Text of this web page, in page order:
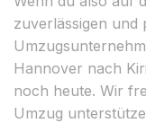
zuverlässigen und
Hannover nach
noch heute. Wir
Umzug